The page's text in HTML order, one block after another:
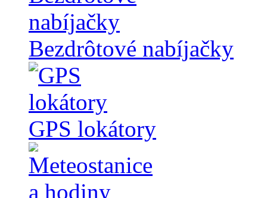
Bezdrôtové nabíjačky
GPS lokátory